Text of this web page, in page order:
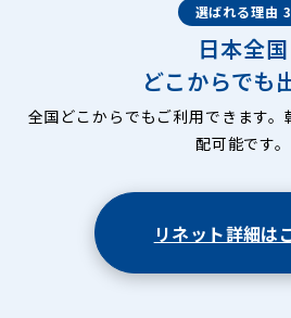
選ばれる理由 3
日本全国
どこからでも
全国どこからでもご利用できます
配可能です。
リネット詳細は